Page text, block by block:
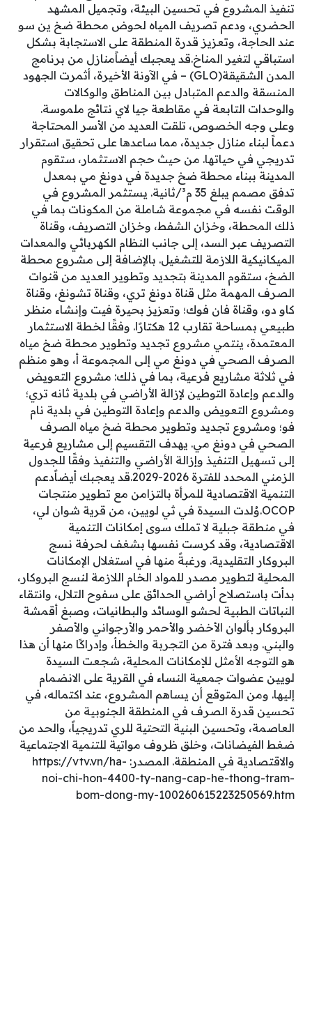
تنفيذ المشروع في تحسين البيئة، وتجميل المشهد
الحضري، ودعم تصريف المياه لحوض محطة ضخ ين سو
عند الحاجة، وتعزيز قدرة المنطقة على الاستجابة بشكل
استباقي لتغير المناخ.قد يعجبك أيضاًمنازل من برنامج
المدن الشقيقة(GLO) – في الآونة الأخيرة، أثمرت الجهود
المنسقة والدعم المتبادل بين المناطق والوكالات
والوحدات التابعة في مقاطعة جيا لاي نتائج ملموسة.
وعلى وجه الخصوص، تلقت العديد من الأسر المحتاجة
دعماً لبناء منازل جديدة، مما ساعدها على تحقيق استقرار
تدريجي في حياتها. من حيث حجم الاستثمار، ستقوم
المدينة ببناء محطة ضخ جديدة في دونغ مي بمعدل
تدفق مصمم يبلغ 35 م³/ثانية. يستثمر المشروع في
الوقت نفسه في مجموعة شاملة من المكونات بما في
ذلك المحطة، وخزان الشفط، وخزان التصريف، وقناة
التصريف عبر السد، إلى جانب النظام الكهربائي والمعدات
الميكانيكية اللازمة للتشغيل. بالإضافة إلى مشروع محطة
الضخ، ستقوم المدينة بتجديد وتطوير العديد من قنوات
الصرف المهمة مثل قناة دونغ تري، وقناة تشونغ، وقناة
كاو دو، وقناة فان فوك؛ وتعزيز بحيرة فيت وإنشاء منظر
طبيعي بمساحة تقارب 12 هكتارًا. وفقًا لخطة الاستثمار
المعتمدة، ينتمي مشروع تجديد وتطوير محطة ضخ مياه
الصرف الصحي في دونغ مي إلى المجموعة أ، وهو منظم
في ثلاثة مشاريع فرعية، بما في ذلك: مشروع التعويض
والدعم وإعادة التوطين لإزالة الأراضي في بلدية ثانه تري؛
ومشروع التعويض والدعم وإعادة التوطين في بلدية نام
فو؛ ومشروع تجديد وتطوير محطة ضخ مياه الصرف
الصحي في دونغ مي. يهدف التقسيم إلى مشاريع فرعية
إلى تسهيل التنفيذ وإزالة الأراضي والتنفيذ وفقًا للجدول
الزمني المحدد للفترة 2026-2029.قد يعجبك أيضاًدعم
التنمية الاقتصادية للمرأة بالتزامن مع تطوير منتجات
OCOP.وُلدت السيدة في ثي لويين، من قرية شوان لي،
في منطقة جبلية لا تملك سوى إمكانات التنمية
الاقتصادية، وقد كرست نفسها بشغف لحرفة نسج
البروكار التقليدية. ورغبةً منها في استغلال الإمكانات
المحلية لتطوير مصدر للمواد الخام اللازمة لنسج البروكار،
بدأت باستصلاح أراضي الحدائق على سفوح التلال، وانتقاء
النباتات الطبية لحشو الوسائد والبطانيات، وصبغ أقمشة
البروكار بألوان الأخضر والأحمر والأرجواني والأصفر
والبني. وبعد فترة من التجربة والخطأ، وإدراكًا منها أن هذا
هو التوجه الأمثل للإمكانات المحلية، شجعت السيدة
لويين عضوات جمعية النساء في القرية على الانضمام
إليها. ومن المتوقع أن يساهم المشروع، عند اكتماله، في
تحسين قدرة الصرف في المنطقة الجنوبية من
العاصمة، وتحسين البنية التحتية للري تدريجياً، والحد من
ضغط الفيضانات، وخلق ظروف مواتية للتنمية الاجتماعية
والاقتصادية في المنطقة. المصدر: https://vtv.vn/ha-
noi-chi-hon-4400-ty-nang-cap-he-thong-tram-
bom-dong-my-100260615223250569.htm